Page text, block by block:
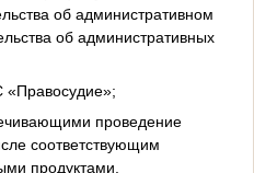
об административном
об административных
«Правосудие»;
проведение
соответствующим
продуктами.